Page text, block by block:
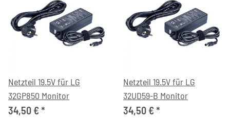
Netzteil 19.5V für LG
32GP850 Monitor
34,50 €*
Netzteil 19.5V für LG
32UD59-B Monitor
34,50 €*